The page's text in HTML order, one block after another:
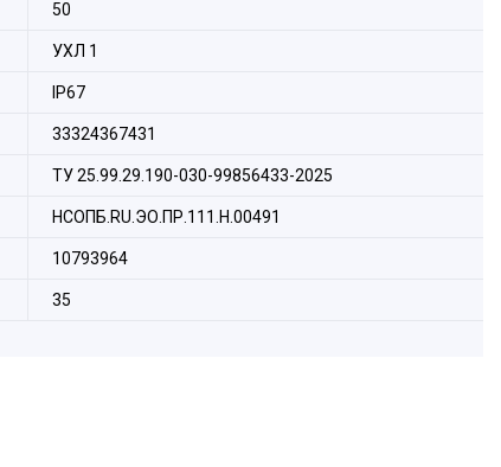
50
УХЛ 1
IP67
33324367431
ТУ 25.99.29.190-030-99856433-2025
НСОПБ.RU.ЭО.ПР.111.Н.00491
10793964
35